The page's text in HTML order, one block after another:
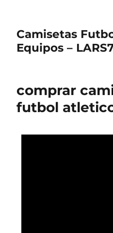
Camisetas
Equipos –
comprar
futbol